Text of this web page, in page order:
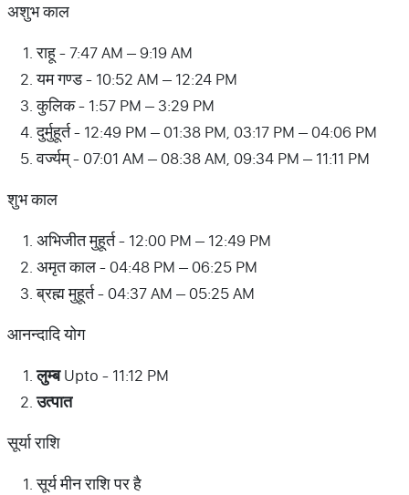
अशुभ काल
राहू - 7:47 AM – 9:19 AM
यम गण्ड - 10:52 AM – 12:24 PM
कुलिक - 1:57 PM – 3:29 PM
दुर्मुहूर्त - 12:49 PM – 01:38 PM, 03:17 PM – 04:06 PM
वर्ज्यम् - 07:01 AM – 08:38 AM, 09:34 PM – 11:11 PM
शुभ काल
अभिजीत मुहूर्त - 12:00 PM – 12:49 PM
अमृत काल - 04:48 PM – 06:25 PM
ब्रह्म मुहूर्त - 04:37 AM – 05:25 AM
आनन्दादि योग
लुम्बUpto - 11:12 PM
उत्पात
सूर्या राशि
सूर्य मीन राशि पर है